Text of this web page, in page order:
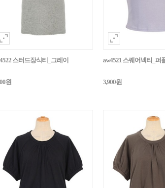
스터드장식티_그레이
원
aw4521 스퀘어넥티_퍼
3,900원